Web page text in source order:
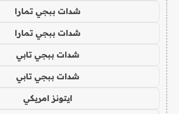
شدات ببجي تمارا
شدات ببجي تمارا
شدات ببجي تابي
شدات ببجي تابي
ايتونز امريكي